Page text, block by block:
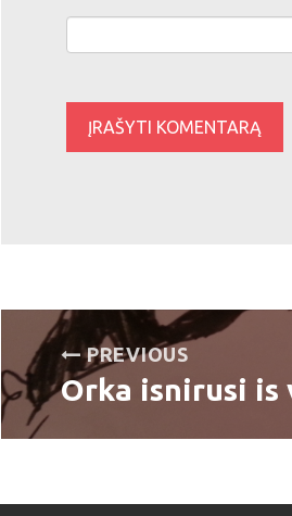
Navigacija
tarp
įrašų
PREVIOUS
Previous
Orka isnirusi is